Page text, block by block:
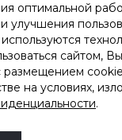
НА
о
-10%на
оптимальной
улучшения
сайтом, Вы
размещением
на условиях,
.